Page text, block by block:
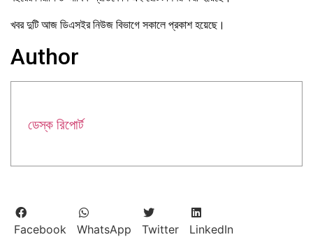
খবর দুটি আজ ডিএসইর নিউজ বিভাগে সকালে প্রকাশ হয়েছে।
Author
ডেস্ক রিপোর্ট
Facebook WhatsApp Twitter LinkedIn